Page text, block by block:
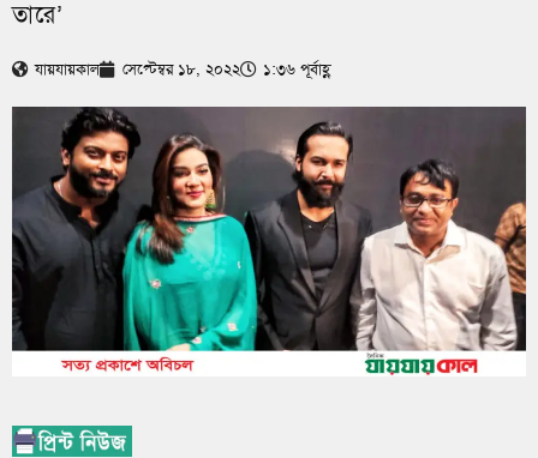
তারে’
যায়যায়কাল সেপ্টেম্বর ১৮, ২০২২ ১:৩৬ পূর্বাহ্ণ